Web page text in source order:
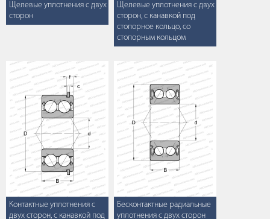
Щелевые уплотнения с двух
сторон
Щелевые уплотнения с двух
сторон, с канавкой под
стопорное кольцо, со
стопорным кольцом
Контактные уплотнения с
двух сторон, с канавкой под
Бесконтактные радиальные
уплотнения с двух сторон